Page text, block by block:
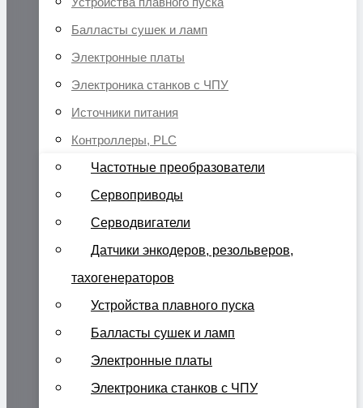
Балласты сушек и ламп
Электронные платы
Электроника станков с ЧПУ
Источники питания
Контроллеры, PLC
Частотные преобразователи
Сервоприводы
Серводвигатели
Датчики энкодеров, резольверов,
тахогенераторов
Устройства плавного пуска
Балласты сушек и ламп
Электронные платы
Электроника станков с ЧПУ